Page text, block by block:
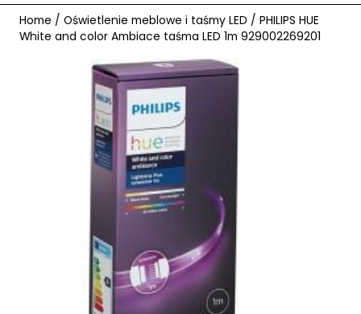
Home / Oświetlenie meblowe i taśmy LED / PHILIPS HUE
White and color Ambiace taśma LED 1m 929002269201